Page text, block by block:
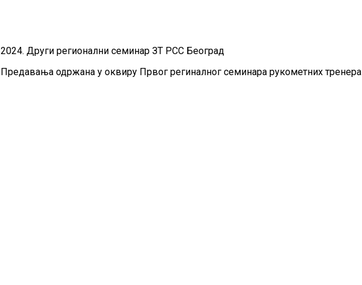
2024. Други регионални семинар ЗТ РСС Београд
Предавања одржана у оквиру Првог региналног семинара рукометних тренера